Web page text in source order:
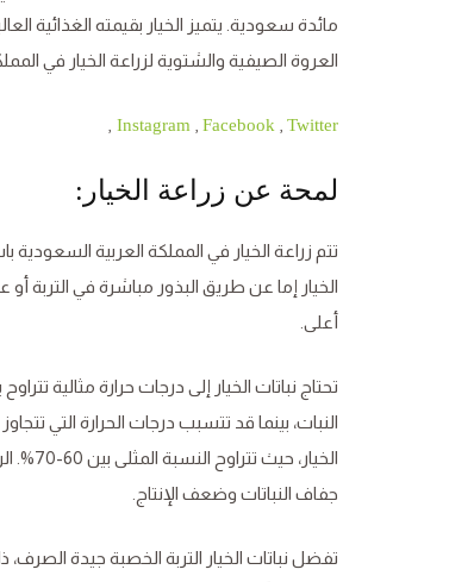
مائدة سعودية. يتميز الخيار بقيمته الغذائية
العروة الصيفية والشتوية لزراعة الخيار في
Instagram Facebook Twitter
لمحة عن زراعة الخيار:
تتم زراعة الخيار في المملكة العربية
الخيار إما عن طريق البذور مباشرة في التربة
أعلى.
جفاف النباتات وضعف الإنتاج.